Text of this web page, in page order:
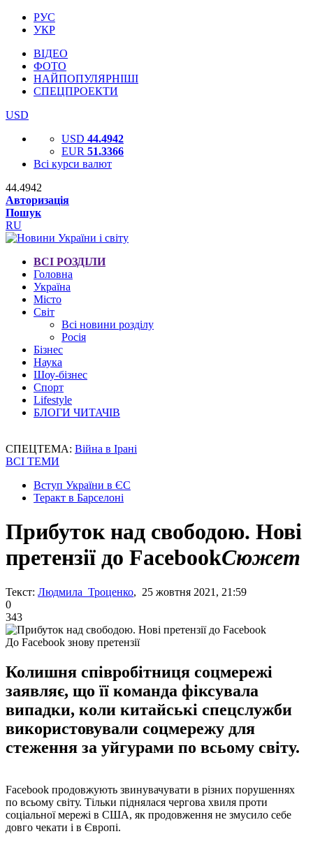
РУС
УКР
ВІДЕО
ФОТО
НАЙПОПУЛЯРНІШІ
СПЕЦПРОЕКТИ
USD
USD 44.4942
EUR 51.3366
Всі курси валют
44.4942
Авторизація
Пошук
RU
ВСІ РОЗДІЛИ
Головна
Україна
Місто
Світ
Всі новини розділу
Росія
Бізнес
Наука
Шоу-бізнес
Спорт
Lifestyle
БЛОГИ ЧИТАЧІВ
СПЕЦТЕМА: Війна в Ірані
ВСІ ТЕМИ
Вступ України в ЄС
Теракт в Барселоні
Прибуток над свободою. Нові
претензії до FacebookСюжет
Текст: Людмила Троценко, 25 жовтня 2021, 21:59
0
343
До Facebook знову претензії
Колишня співробітниця соцмережі
заявляє, що її команда фіксувала
випадки, коли китайські спецслужби
використовували соцмережу для
стеження за уйгурами по всьому світу.
Facebook продовжують звинувачувати в різних порушеннях
по всьому світу. Тільки піднялася чергова хвиля проти
соціальної мережі в США, як продовження не змусило себе
довго чекати і в Європі.